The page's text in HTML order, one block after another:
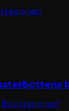
regionen
i regionen